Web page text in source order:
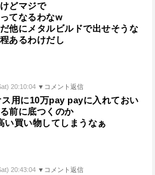
どマジで
てなるわなw
他にメタルビルドで出せそうな
あるわけだし
20:10:04 ▼コメント返信
用に10万pay payに入れておい
前に底つくのか
い買い物してしまうなぁ
20:43:04 ▼コメント返信